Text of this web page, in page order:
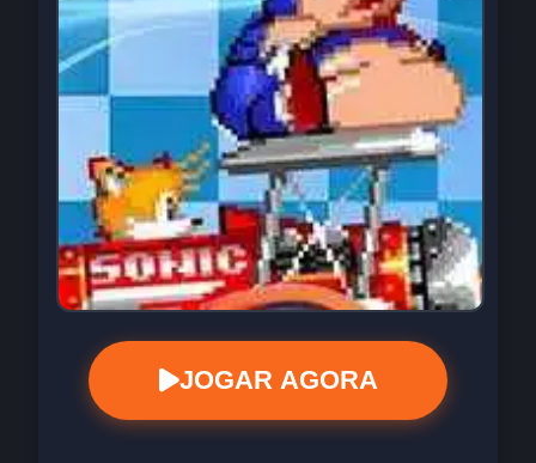
JOGAR AGORA